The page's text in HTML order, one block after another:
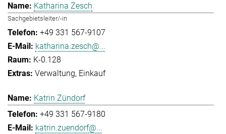
Katharina Zesch
Sachgebietsleiter/-in
+49 331 567-9107
katharina.zesch@...
K-0.128
Verwaltung Einkauf
Katrin Zündorf
+49 331 567-9180
katrin.zuendorf@...